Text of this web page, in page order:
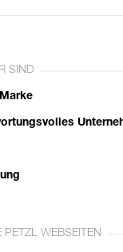
SIND
PETZL WEBSEITEN